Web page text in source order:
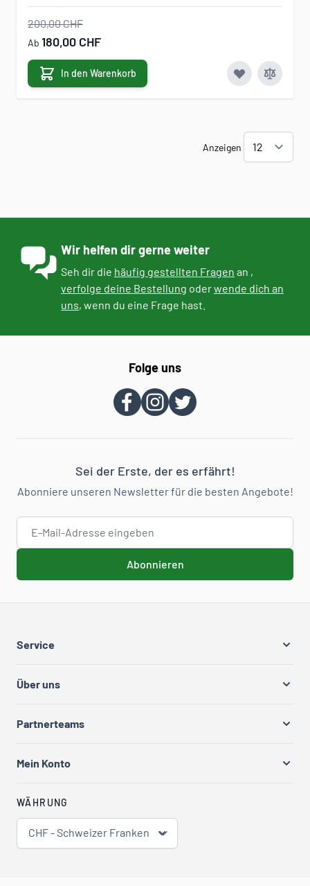
200,00 CHF
Ab 180,00 CHF
In den Warenkorb
Anzeigen
Wir helfen dir gerne weiter
Seh dir die häufig gestellten Fragen an ,
verfolge deine Bestellung oderwende dich an
uns, wenn du eine Frage hast.
Folge uns
Sei der Erste, der es erfährt!
Abonniere unseren Newsletter für die besten Angebote!
E-Mail-Adresse
Abonnieren
Service
Über uns
Partnerteams
Mein Konto
WÄHRUNG
CHF - Schweizer Franken